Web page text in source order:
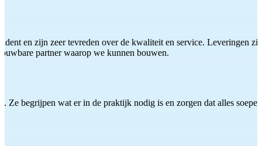
en zijn zeer tevreden over de kwaliteit en service. Leveringen
partner waarop we kunnen bouwen.
Ze begrijpen wat er in de praktijk nodig is en zorgen dat alles